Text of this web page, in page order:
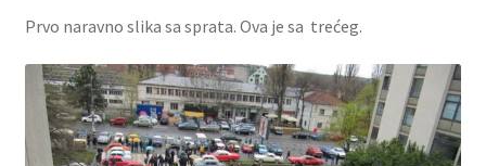
Prvo naravno slika sa sprata. Ova je sa trećeg.